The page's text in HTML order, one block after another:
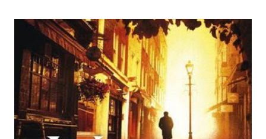
profondamente turbato. Anche se Billy ha problemi mentali
e fatica a ricordare i particolari concreti, in lui e nel suo
racconto c'è qualcosa di sincero. Ma prima che Strike possa
interrogarlo più a fondo, Billy si spaventa e fugge via.
Cercando di scoprire la verità sulla storia di Billy, Strike e
Robin Ellacott - una volta sua assistente, ora sua socia -
seguono una pista tortuosa, che si dipana dai sobborghi di